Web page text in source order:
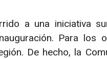
a una iniciativa
Para los
De hecho, la